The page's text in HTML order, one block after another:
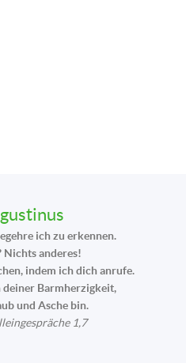
ich zu erkennen.
Nichts anderes!
indem ich dich anrufe.
deiner Barmherzigkeit,
und Asche bin.
1,7